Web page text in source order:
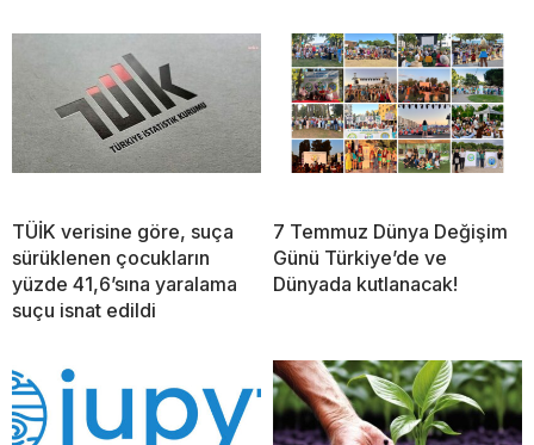
TÜİK verisine göre, suça
sürüklenen çocukların
yüzde 41,6’sına yaralama
suçu isnat edildi
7 Temmuz Dünya Değişim
Günü Türkiye’de ve
Dünyada kutlanacak!